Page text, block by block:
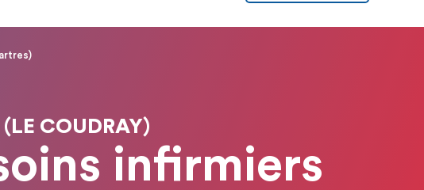
COUDRAY)
infirmiers